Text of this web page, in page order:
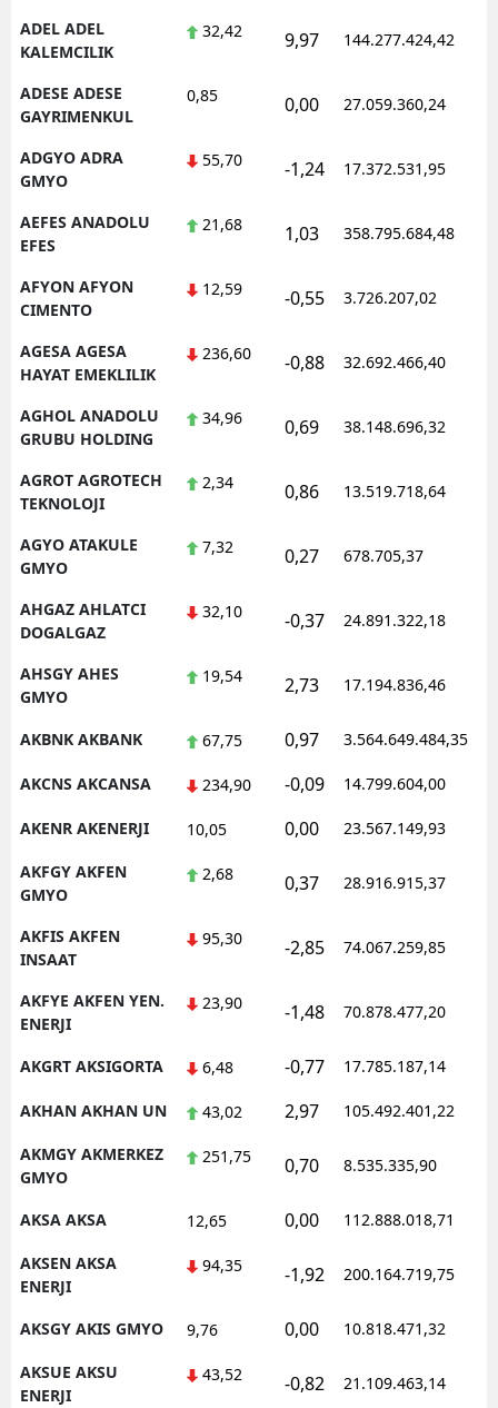
ADEL ADEL
KALEMCILIK
32,42 9,97 144.277.424,42
ADESE ADESE
GAYRIMENKUL
0,85 0,00 27.059.360,24
ADGYO ADRA
GMYO
55,70 -1,24 17.372.531,95
AEFES ANADOLU
EFES
21,68 1,03 358.795.684,48
AFYON AFYON
CIMENTO
12,59 -0,55 3.726.207,02
AGESA AGESA
HAYAT EMEKLILIK
236,60 -0,88 32.692.466,40
AGHOL ANADOLU
GRUBU HOLDING
34,96 0,69 38.148.696,32
AGROT AGROTECH
TEKNOLOJI
2,34 0,86 13.519.718,64
AGYO ATAKULE
GMYO
7,32 0,27 678.705,37
AHGAZ AHLATCI
DOGALGAZ
32,10 -0,37 24.891.322,18
AHSGY AHES
GMYO
19,54 2,73 17.194.836,46
AKBNK AKBANK 67,75 0,97 3.564.649.484,35
AKCNS AKCANSA 234,90 -0,09 14.799.604,00
AKENR AKENERJI 10,05 0,00 23.567.149,93
AKFGY AKFEN
GMYO
2,68 0,37 28.916.915,37
AKFIS AKFEN
INSAAT
95,30 -2,85 74.067.259,85
AKFYE AKFEN YEN.
ENERJI
23,90 -1,48 70.878.477,20
AKGRT AKSIGORTA 6,48 -0,77 17.785.187,14
AKHAN AKHAN UN 43,02 2,97 105.492.401,22
AKMGY AKMERKEZ
GMYO
251,75 0,70 8.535.335,90
AKSA AKSA 12,65 0,00 112.888.018,71
AKSEN AKSA
ENERJI
94,35 -1,92 200.164.719,75
AKSGY AKIS GMYO 9,76 0,00 10.818.471,32
AKSUE AKSU
ENERJI
43,52 -0,82 21.109.463,14